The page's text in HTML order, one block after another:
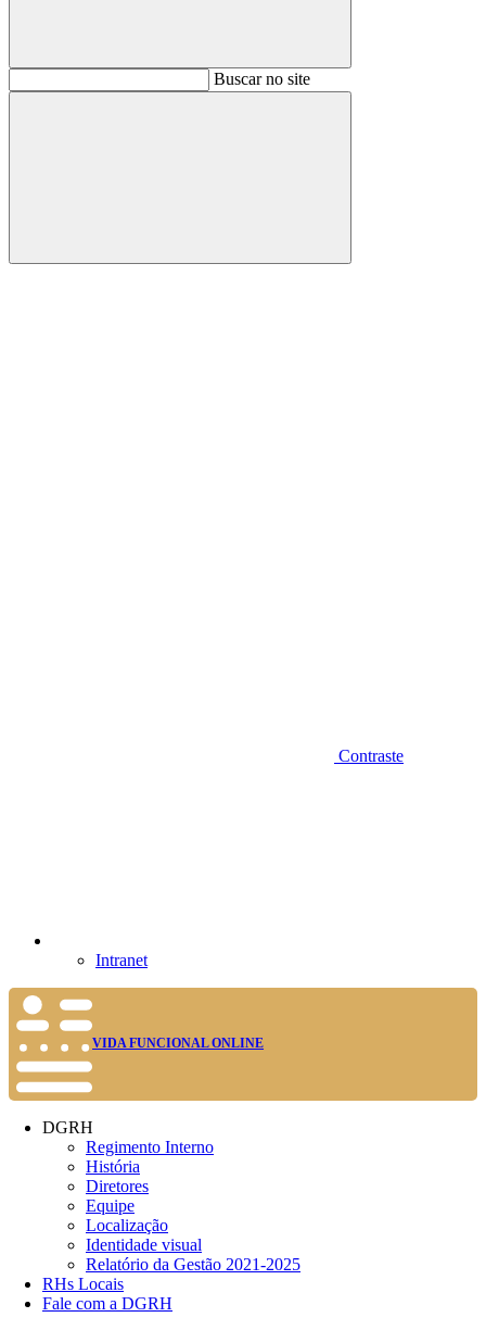
BuscarBuscar no site
Buscar
Contraste
Intranet
VIDA FUNCIONAL ONLINE
DGRH
Regimento Interno
História
Diretores
Equipe
Localização
Identidade visual
Relatório da Gestão 2021-2025
RHs Locais
Fale com a DGRH